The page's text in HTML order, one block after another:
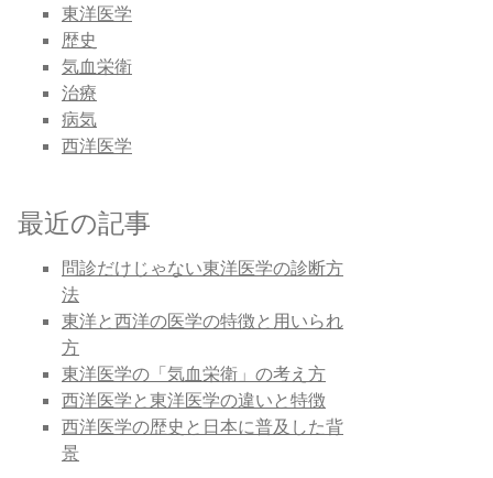
東洋医学
歴史
気血栄衛
治療
病気
西洋医学
最近の記事
問診だけじゃない東洋医学の診断方
法
東洋と西洋の医学の特徴と用いられ
方
東洋医学の「気血栄衛」の考え方
西洋医学と東洋医学の違いと特徴
西洋医学の歴史と日本に普及した背
景